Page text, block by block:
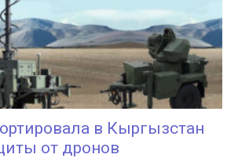
в Кыргызстан
от дронов